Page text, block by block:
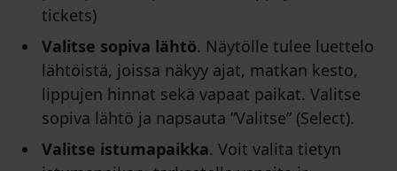
tickets)
Valitse sopiva lähtö. Näytölle tulee luettelo
lähtöistä, joissa näkyy ajat, matkan kesto,
lippujen hinnat sekä vapaat paikat. Valitse
sopiva lähtö ja napsauta ”Valitse” (Select).
Valitse istumapaikka. Voit valita tietyn